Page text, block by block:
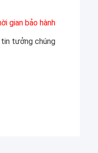
gian bảo hành
tưởng chúng